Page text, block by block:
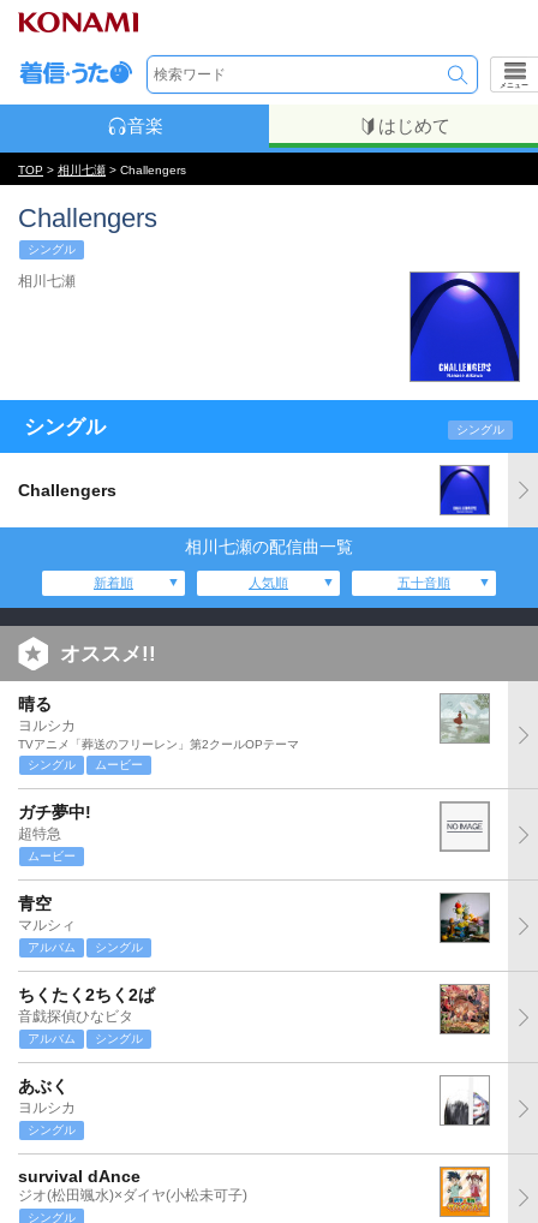
メニュー
音楽 はじめて
TOP > 相川七瀬 > Challengers
Challengers
シングル
相川七瀬
シングル シングル
Challengers
相川七瀬の配信曲一覧
新着順 人気順 五十音順
オススメ!!
晴る
ヨルシカ
TVアニメ「葬送のフリーレン」第2クールOPテーマ
シングル
ムービー
ガチ夢中!
超特急
ムービー
青空
マルシィ
アルバム シングル
ちくたく2ちく2ぱ
音戯探偵ひなビタ
アルバム シングル
あぶく
ヨルシカ
シングル
survival dAnce
ジオ(松田颯水)×ダイヤ(小松未可子)
シングル